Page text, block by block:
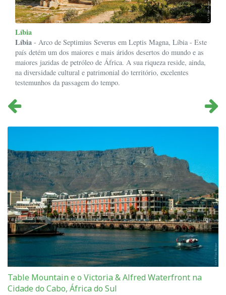
Líbia
Líbia - Arco de Septimius Severus em Leptis Magna, Líbia - Este
país detém um dos maiores e mais áridos desertos do mundo e as
maiores jazidas de petróleo de África. A sua riqueza reside, ainda,
na diversidade cultural e patrimonial do território, excelentes
testemunhos da passagem do tempo.
Table Mountain e o Victoria & Alfred Waterfront na
Cidade do Cabo, África do Sul